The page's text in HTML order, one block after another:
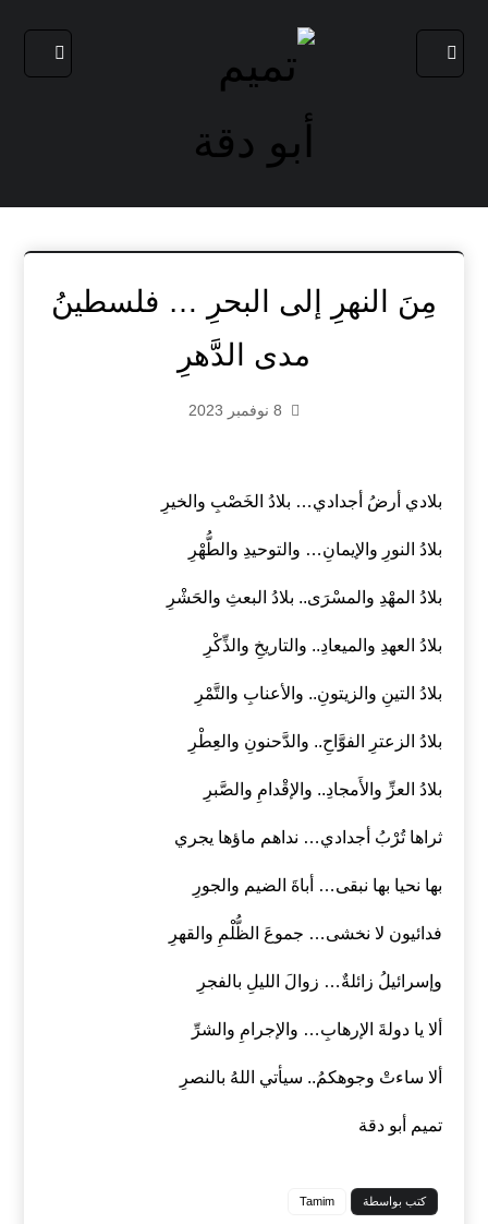
مِنَ النهرِ إلى البحرِ … فلسطينُ
مدى الدَّهرِ
8 نوفمبر 2023
بلادي أرضُ أجدادي… بلادُ الخَصْبِ والخيرِ
بلادُ النورِ والإيمانِ… والتوحيدِ والطُّهْرِ
بلادُ المهْدِ والمسْرَى.. بلادُ البعثِ والحَشْرِ
بلادُ العهدِ والميعادِ.. والتاريخِ والذِّكْرِ
بلادُ التينِ والزيتونِ.. والأعنابِ والتَّمْرِ
بلادُ الزعترِ الفوَّاحِ.. والدَّحنونِ والعِطْرِ
بلادُ العزِّ والأَمجادِ.. والإقْدامِ والصَّبرِ
ثراها تُرْبُ أجدادي… نداهم ماؤها يجري
بها نحيا بها نبقى… أباةَ الضيم والجورِ
فدائيون لا نخشى… جموعَ الظُّلْمِ والقهرِ
وإسرائيلُ زائلةٌ… زوالَ الليلِ بالفجرِ
ألا يا دولةَ الإرهابِ… والإجرامِ والشرِّ
ألا ساءتْ وجوهكمُ.. سيأتي اللهُ بالنصرِ
تميم أبو دقة
كتب بواسطة Tamim